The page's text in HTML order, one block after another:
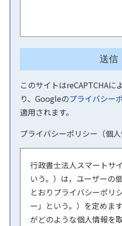
このサイトはreCAPTCHAに
り、Googleのプライバシー
適用されます。
プライバシーポリシー（個人
行政書士法人スマートサ
いう。）は，ユーザーの
とおりプライバシーポリ
ー」という。）を定めま
がどのような個人情報を